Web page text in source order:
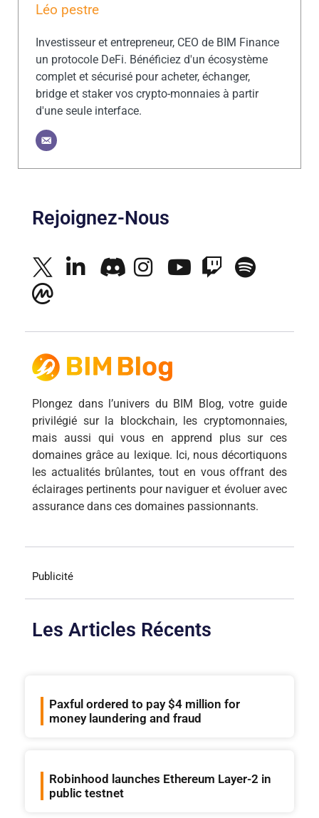
Léo pestre
Investisseur et entrepreneur, CEO de BIM Finance
un protocole DeFi. Bénéficiez d'un écosystème
complet et sécurisé pour acheter, échanger,
bridge et staker vos crypto-monnaies à partir
d'une seule interface.
Rejoignez-Nous
Plongez dans l’univers du BIM Blog, votre guide
privilégié sur la blockchain, les cryptomonnaies,
mais aussi qui vous en apprend plus sur ces
domaines grâce au lexique. Ici, nous décortiquons
les actualités brûlantes, tout en vous offrant des
éclairages pertinents pour naviguer et évoluer avec
assurance dans ces domaines passionnants.
Publicité
Les Articles Récents
Paxful ordered to pay $4 million for
money laundering and fraud
Robinhood launches Ethereum Layer-2 in
public testnet